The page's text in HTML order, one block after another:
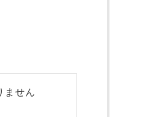
ません